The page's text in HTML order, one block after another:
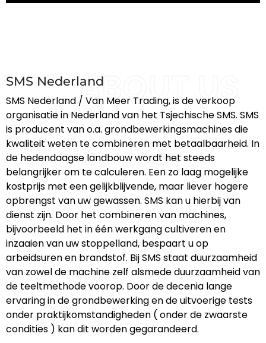
Neem contact op
Neem contact op
Neem contact op
ABOUT US
SMS Nederland
SMS Nederland / Van Meer Trading, is de verkoop
organisatie in Nederland van het Tsjechische SMS. SMS
is producent van o.a. grondbewerkingsmachines die
kwaliteit weten te combineren met betaalbaarheid. In
de hedendaagse landbouw wordt het steeds
belangrijker om te calculeren. Een zo laag mogelijke
kostprijs met een gelijkblijvende, maar liever hogere
opbrengst van uw gewassen. SMS kan u hierbij van
dienst zijn. Door het combineren van machines,
bijvoorbeeld het in één werkgang cultiveren en
inzaaien van uw stoppelland, bespaart u op
arbeidsuren en brandstof. Bij SMS staat duurzaamheid
van zowel de machine zelf alsmede duurzaamheid van
de teeltmethode voorop. Door de decenia lange
ervaring in de grondbewerking en de uitvoerige tests
onder praktijkomstandigheden ( onder de zwaarste
condities ) kan dit worden gegarandeerd.